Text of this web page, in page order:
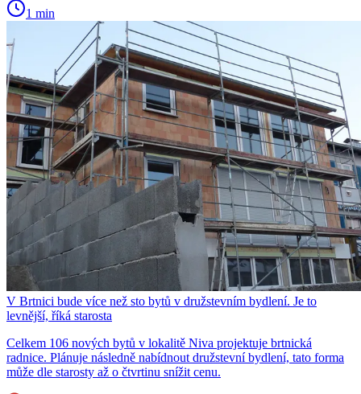
1 min
V Brtnici bude více než sto bytů v družstevním bydlení. Je to
levnější, říká starosta
Celkem 106 nových bytů v lokalitě Niva projektuje brtnická
radnice. Plánuje následně nabídnout družstevní bydlení, tato forma
může dle starosty až o čtvrtinu snížit cenu.